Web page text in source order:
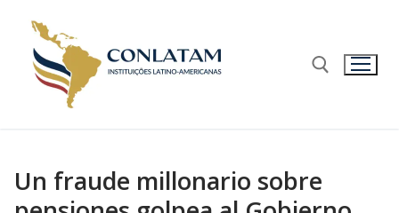
Un fraude millonario sobre